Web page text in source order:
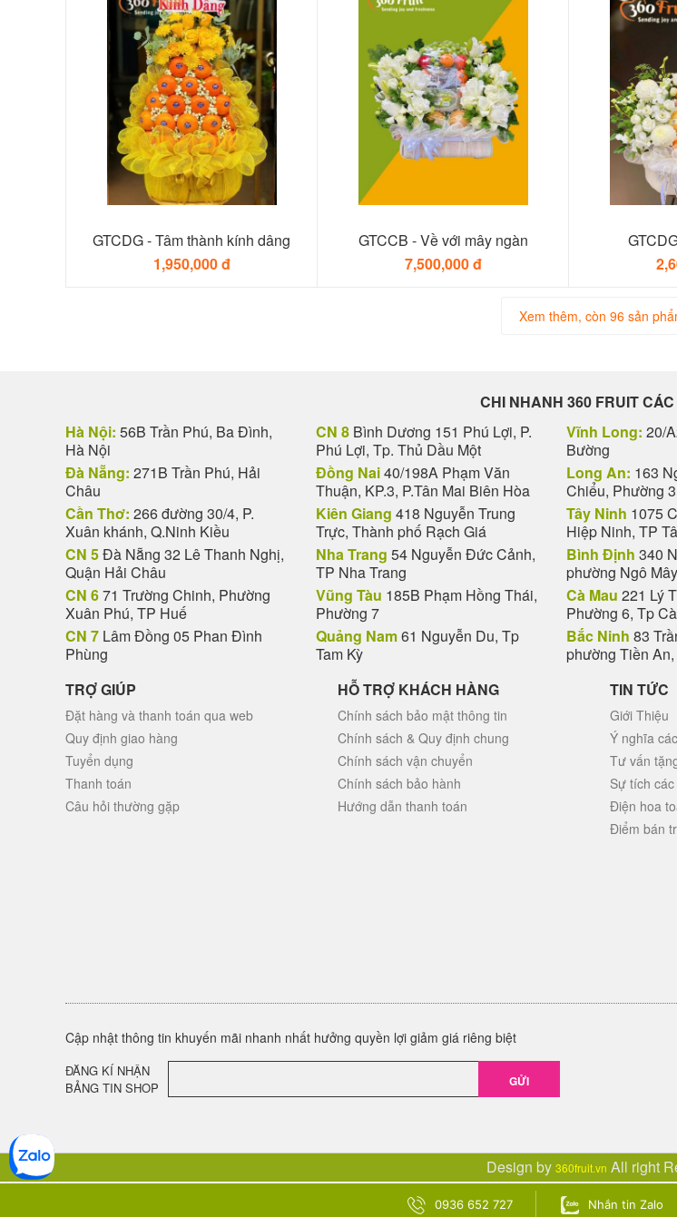
GTCDG - Tâm thành kính dâng
1,950,000 đ
GTCCB - Về với mây ngàn
7,500,000 đ
Xem thêm, còn 96 sản
CHI NHANH 360 FRUIT
Hà Nội: 56B Trần Phú, Ba Đình,
Hà Nội
Đà Nẵng: 271B Trần Phú, Hải
Châu
Cần Thơ: 266 đường 30/4, P.
Xuân khánh, Q.Ninh Kiều
CN 5Đà Nẵng 32 Lê Thanh Nghị,
Quận Hải Châu
CN 671 Trường Chinh, Phường
Xuân Phú, TP Huế
CN 7 Lâm Đồng 05 Phan Đình
Phùng
CN 8 Bình Dương 151 Phú Lợi, P.
Phú Lợi, Tp. Thủ Dầu Một
Đồng Nai40/198A Phạm Văn
Thuận, KP.3, P.Tân Mai Biên Hòa
Kiên Giang 418 Nguyễn Trung
Trực, Thành phố Rạch Giá
Nha Trang 54 Nguyễn Đức Cảnh,
TP Nha Trang
Vũng Tàu 185B Phạm Hồng Thái,
Phường 7
Quảng Nam61 Nguyễn Du, Tp
Tam Kỳ
Vĩnh Long: 20/
Bường
Long An: 163
Chiểu, Phường
Tây Ninh 1075
Hiệp Ninh, TP
Bình Định 340
phường Ngô
Cà Mau 221 Lý
Phường 6, Tp
Bắc Ninh 83
phường Tiền
TRỢ GIÚP
Đặt hàng và thanh toán qua web
Quy định giao hàng
Tuyển dụng
Thanh toán
Câu hỏi thường gặp
HỖ TRỢ KHÁCH HÀNG
Chính sách bảo mật thông tin
Chính sách & Quy định chung
Chính sách vận chuyển
Chính sách bảo hành
Hướng dẫn thanh toán
TIN TỨC
Giới Thiệu
Ý nghĩa
Tư vấn
Sự tích
Điện hoa
Điểm bán
Cập nhật thông tin khuyến mãi nhanh nhất hưởng quyền lợi giảm giá riêng biệt
ĐĂNG KÍ NHẬN
BẢNG TIN SHOP
GỬI
Design by 360fruit.vn All right
0936 652 727 Nhắn tin Zalo